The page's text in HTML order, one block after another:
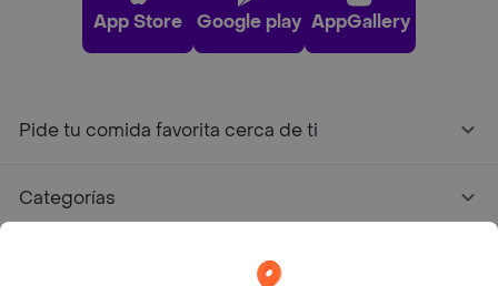
App Store Google play AppGallery
Pide tu comida favorita cerca de ti
Categorías